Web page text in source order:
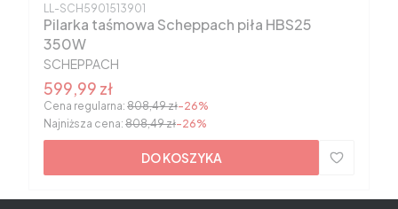
Kod produktu
LL-SCH5901513901
Pilarka taśmowa Scheppach piła HBS25
350W
PRODUCENT
SCHEPPACH
Cena promocyjna
599,99 zł
Cena regularna: 808,49 zł-26%
Najniższa cena: 808,49 zł-26%
DO KOSZYKA